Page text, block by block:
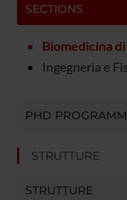
SECTIONS
Biomedicina
Ingegneria e
PHD
STRUTTURE
STRUTTURE